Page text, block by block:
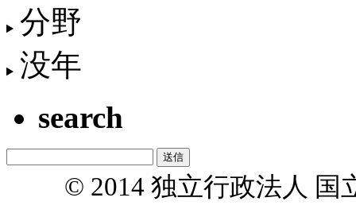
分野
没年
search
© 2014 独立行政法人 国